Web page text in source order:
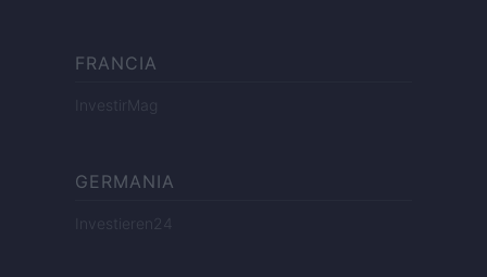
FRANCIA
InvestirMag
GERMANIA
Investieren24